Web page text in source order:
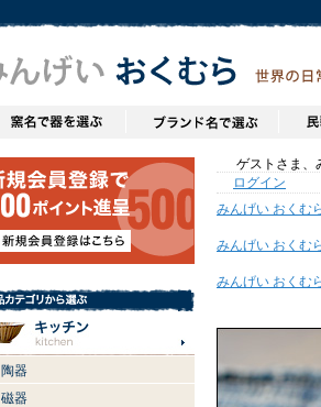
陶器
磁器
ゲストさま、
ログイン
みんげい おくむ
みんげい おくむ
みんげい おくむ